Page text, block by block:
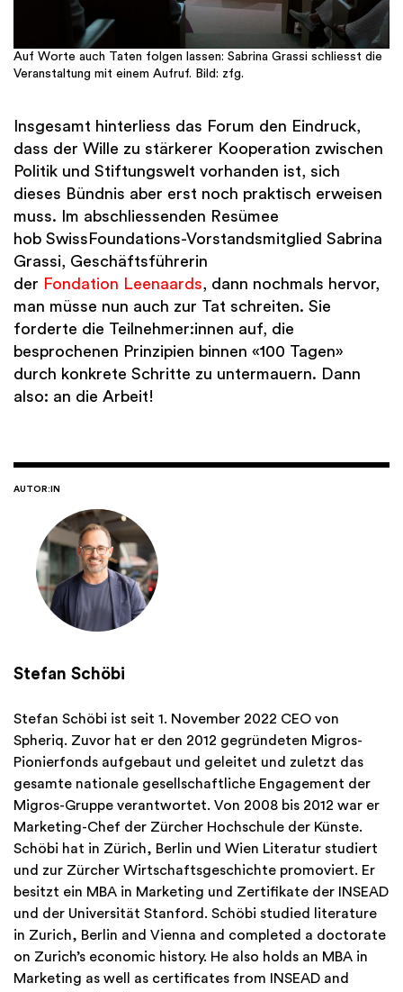
Auf Worte auch Taten folgen lassen: Sabrina Grassi schliesst die
Veranstaltung mit einem Aufruf. Bild: zfg.
Insgesamt hinterliess das Forum den Eindruck,
dass der Wille zu stärkerer Kooperation zwischen
Politik und Stiftungswelt vorhanden ist, sich
dieses Bündnis aber erst noch praktisch erweisen
muss. Im abschliessenden Resümee
hob SwissFoundations-Vorstandsmitglied Sabrina
Grassi, Geschäftsführerin
der Fondation Leenaards, dann nochmals hervor,
man müsse nun auch zur Tat schreiten. Sie
forderte die Teilnehmer:innen auf, die
besprochenen Prinzipien binnen «100 Tagen»
durch konkrete Schritte zu untermauern. Dann
also: an die Arbeit!
AUTOR:IN
Stefan Schöbi
Stefan Schöbi ist seit 1. November 2022 CEO von
Spheriq. Zuvor hat er den 2012 gegründeten Migros-
Pionierfonds aufgebaut und geleitet und zuletzt das
gesamte nationale gesellschaftliche Engagement der
Migros-Gruppe verantwortet. Von 2008 bis 2012 war er
Marketing-Chef der Zürcher Hochschule der Künste.
Schöbi hat in Zürich, Berlin und Wien Literatur studiert
und zur Zürcher Wirtschaftsgeschichte promoviert. Er
besitzt ein MBA in Marketing und Zertifikate der INSEAD
und der Universität Stanford. Schöbi studied literature
in Zurich, Berlin and Vienna and completed a doctorate
on Zurich’s economic history. He also holds an MBA in
Marketing as well as certificates from INSEAD and